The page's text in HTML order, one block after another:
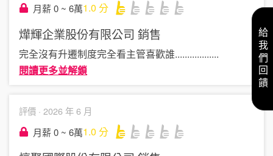
月薪 0 ~ 6萬1.0 分
燁輝企業股份有限公司 銷售
完全沒有升遷制度完全看主管喜歡誰..................
閱讀更多並解鎖
評價 · 2026 年 6 月
月薪 0 ~ 6萬1.0 分
給我們回饋